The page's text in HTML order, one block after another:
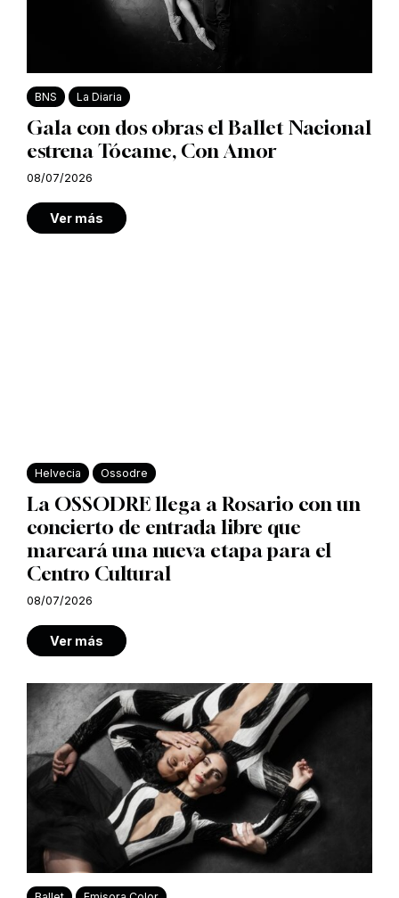
BNS La Diaria
Gala con dos obras el Ballet Nacional
estrena Tócame, Con Amor
08/07/2026
Ver más
Helvecia Ossodre
La OSSODRE llega a Rosario con un
concierto de entrada libre que
marcará una nueva etapa para el
Centro Cultural
08/07/2026
Ver más